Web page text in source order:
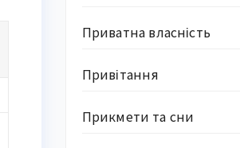
Приватна власність
Привітання
Прикмети та сни